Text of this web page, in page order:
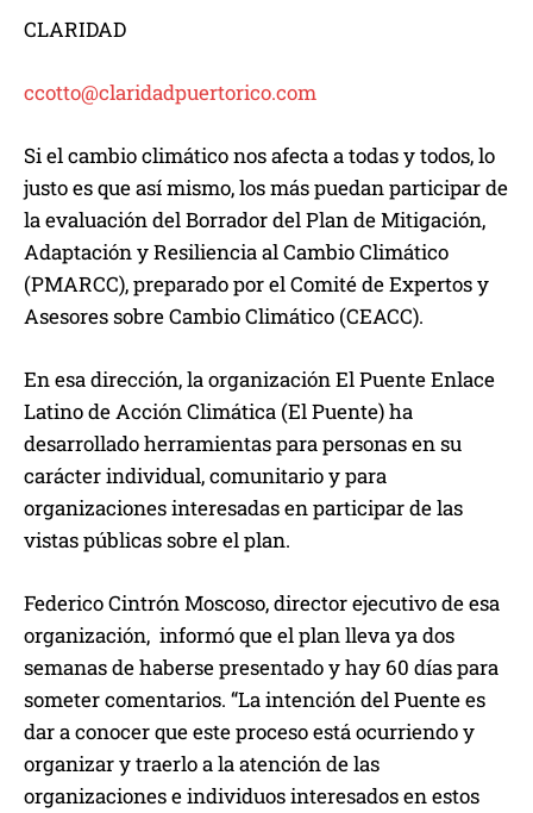
CLARIDAD
ccotto@claridadpuertorico.com
Si el cambio climático nos afecta a todas y todos, lo
justo es que así mismo, los más puedan participar de
la evaluación del Borrador del Plan de Mitigación,
Adaptación y Resiliencia al Cambio Climático
(PMARCC), preparado por el Comité de Expertos y
Asesores sobre Cambio Climático (CEACC).
En esa dirección, la organización El Puente Enlace
Latino de Acción Climática (El Puente) ha
desarrollado herramientas para personas en su
carácter individual, comunitario y para
organizaciones interesadas en participar de las
vistas públicas sobre el plan.
Federico Cintrón Moscoso, director ejecutivo de esa
organización, informó que el plan lleva ya dos
semanas de haberse presentado y hay 60 días para
someter comentarios. “La intención del Puente es
dar a conocer que este proceso está ocurriendo y
organizar y traerlo a la atención de las
organizaciones e individuos interesados en estos